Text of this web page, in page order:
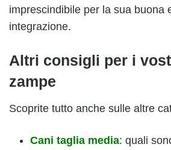
imprescindibile per la sua buona
integrazione.
Altri consigli per i
zampe
Scoprite tutto anche sulle altre
Cani taglia media: quali